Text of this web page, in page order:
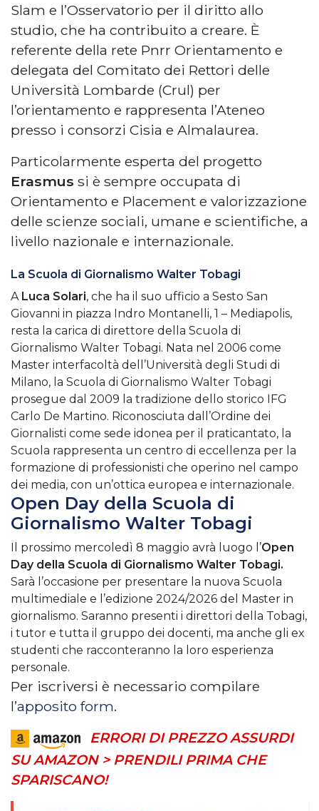
Slam e l’Osservatorio per il diritto allo
studio, che ha contribuito a creare. È
referente della rete Pnrr Orientamento e
delegata del Comitato dei Rettori delle
Università Lombarde (Crul) per
l’orientamento e rappresenta l’Ateneo
presso i consorzi Cisia e Almalaurea.
Particolarmente esperta del progetto
Erasmus si è sempre occupata di
Orientamento e Placement e valorizzazione
delle scienze sociali, umane e scientifiche, a
livello nazionale e internazionale.
La Scuola di Giornalismo Walter Tobagi
ALuca Solari, che ha il suo ufficio a Sesto San
Giovanni in piazza Indro Montanelli, 1 – Mediapolis,
resta la carica di direttore della Scuola di
Giornalismo Walter Tobagi. Nata nel 2006 come
Master interfacoltà dell’Università degli Studi di
Milano, la Scuola di Giornalismo Walter Tobagi
prosegue dal 2009 la tradizione dello storico IFG
Carlo De Martino. Riconosciuta dall’Ordine dei
Giornalisti come sede idonea per il praticantato, la
Scuola rappresenta un centro di eccellenza per la
formazione di professionisti che operino nel campo
dei media, con un’ottica europea e internazionale.
Open Day della Scuola di
Giornalismo Walter Tobagi
Il prossimo mercoledì 8 maggio avrà luogo l’Open
Day della Scuola di Giornalismo Walter Tobagi.
Sarà l’occasione per presentare la nuova Scuola
multimediale e l’edizione 2024/2026 del Master in
giornalismo. Saranno presenti i direttori della Tobagi,
i tutor e tutta il gruppo dei docenti, ma anche gli ex
studenti che racconteranno la loro esperienza
personale.
Per iscriversi è necessario compilare
l’apposito form.
ERRORI DI PREZZO ASSURDI
SU AMAZON > PRENDILI PRIMA CHE
SPARISCANO!